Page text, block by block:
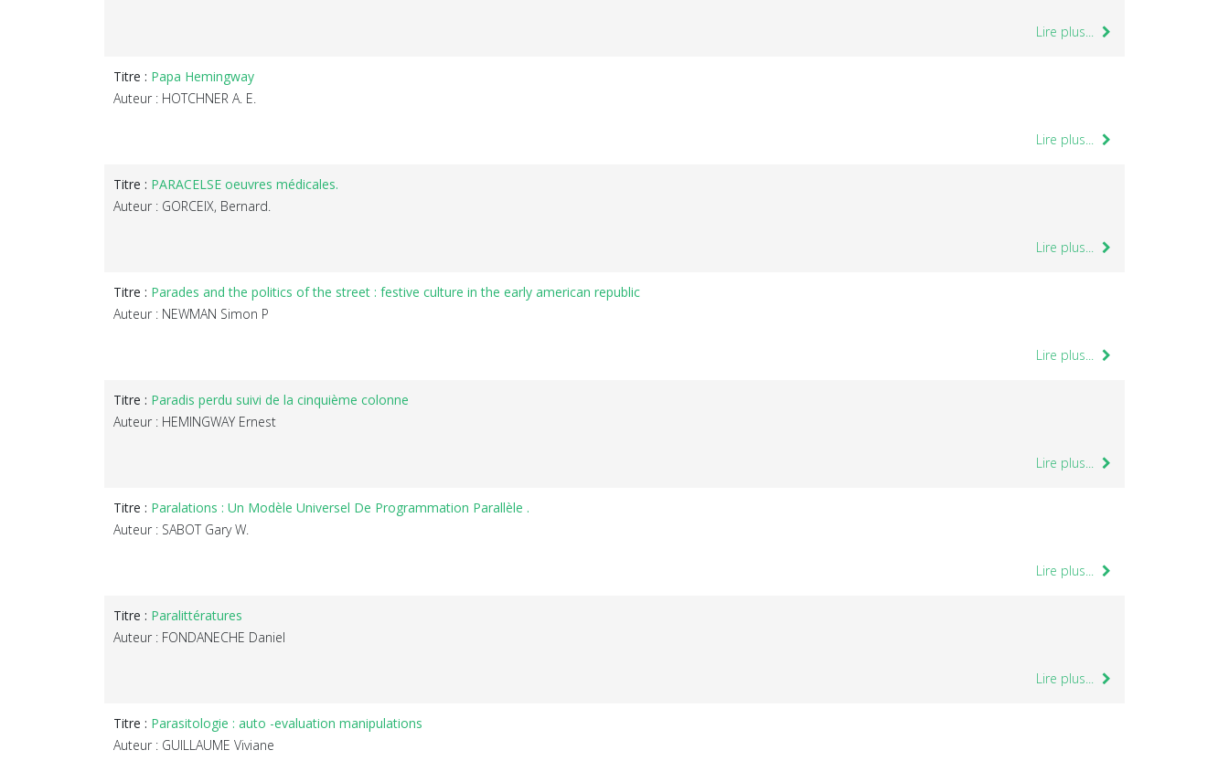
Lire plus...
Titre : Papa Hemingway
Auteur : HOTCHNER A. E.
Lire plus...
Titre : PARACELSE oeuvres médicales.
Auteur : GORCEIX, Bernard.
Lire plus...
Titre : Parades and the politics of the street : festive culture in the early american republic
Auteur : NEWMAN Simon P
Lire plus...
Titre : Paradis perdu suivi de la cinquième colonne
Auteur : HEMINGWAY Ernest
Lire plus...
Titre : Paralations : Un Modèle Universel De Programmation Parallèle .
Auteur : SABOT Gary W.
Lire plus...
Titre : Paralittératures
Auteur : FONDANECHE Daniel
Lire plus...
Titre : Parasitologie : auto -evaluation manipulations
Auteur : GUILLAUME Viviane